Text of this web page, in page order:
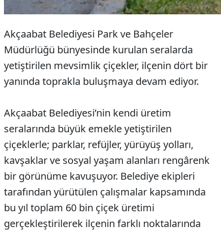
Akçaabat Belediyesi Park ve Bahçeler
Müdürlüğü bünyesinde kurulan seralarda
yetiştirilen mevsimlik çiçekler, ilçenin dört bir
yanında toprakla buluşmaya devam ediyor.
Akçaabat Belediyesi’nin kendi üretim
seralarında büyük emekle yetiştirilen
çiçeklerle; parklar, refüjler, yürüyüş yolları,
kavşaklar ve sosyal yaşam alanları rengârenk
bir görünüme kavuşuyor. Belediye ekipleri
tarafından yürütülen çalışmalar kapsamında
bu yıl toplam 60 bin çiçek üretimi
gerçekleştirilerek ilçenin farklı noktalarında